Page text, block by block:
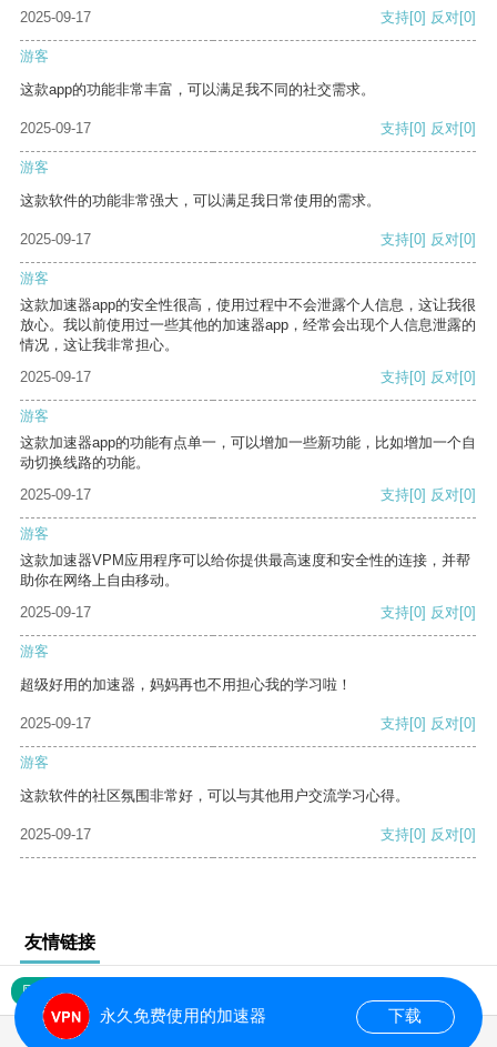
2025-09-17
支持[0] 反对[0]
游客
这款app的功能非常丰富，可以满足我不同的社交需求。
2025-09-17 支持[0] 反对[0]
游客
这款软件的功能非常强大，可以满足我日常使用的需求。
2025-09-17 支持[0] 反对[0]
游客
这款加速器app的安全性很高，使用过程中不会泄露个人信息，这让我很
放心。我以前使用过一些其他的加速器app，经常会出现个人信息泄露的
情况，这让我非常担心。
2025-09-17
支持[0] 反对[0]
游客
这款加速器app的功能有点单一，可以增加一些新功能，比如增加一个自
动切换线路的功能。
2025-09-17
支持[0] 反对[0]
游客
这款加速器VPM应用程序可以给你提供最高速度和安全性的连接，并帮
助你在网络上自由移动。
2025-09-17
支持[0] 反对[0]
游客
超级好用的加速器，妈妈再也不用担心我的学习啦！
2025-09-17 支持[0] 反对[0]
游客
这款软件的社区氛围非常好，可以与其他用户交流学习心得。
2025-09-17 支持[0] 反对[0]
友情链接
网站地图
永久免费使用的加速器 下载